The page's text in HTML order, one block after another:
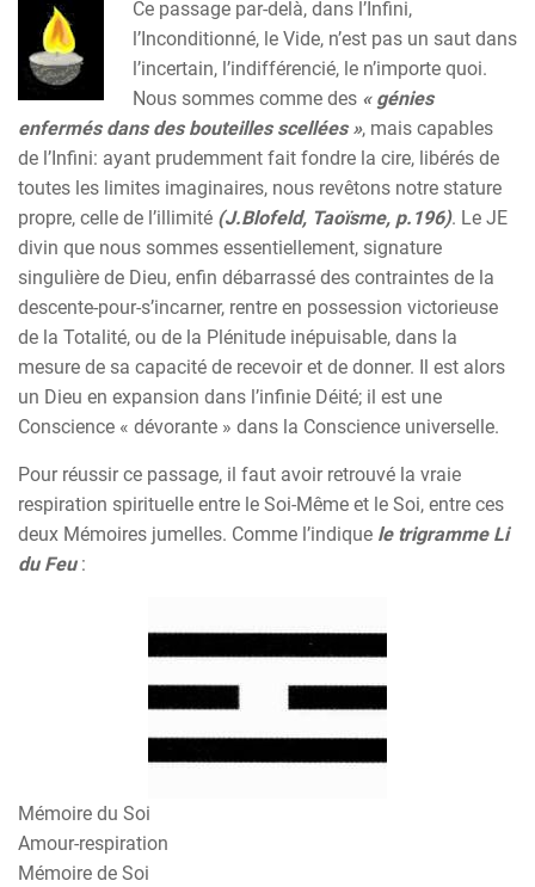
Ce passage par-delà, dans l’Infini,
l’Inconditionné, le Vide, n’est pas un saut dans
l’incertain, l’indifférencié, le n’importe quoi.
Nous sommes comme des « génies
enfermés dans des bouteilles scellées », mais capables
de l’Infini: ayant prudemment fait fondre la cire, libérés de
toutes les limites imaginaires, nous revêtons notre stature
propre, celle de l’illimité (J.Blofeld, Taoïsme, p.196). Le JE
divin que nous sommes essentiellement, signature
singulière de Dieu, enfin débarrassé des contraintes de la
descente-pour-s’incarner, rentre en possession victorieuse
de la Totalité, ou de la Plénitude inépuisable, dans la
mesure de sa capacité de recevoir et de donner. Il est alors
un Dieu en expansion dans l’infinie Déité; il est une
Conscience « dévorante » dans la Conscience universelle.
Pour réussir ce passage, il faut avoir retrouvé la vraie
respiration spirituelle entre le Soi-Même et le Soi, entre ces
deux Mémoires jumelles. Comme l’indique le trigramme Li
du Feu:
Mémoire du Soi
Amour-respiration
Mémoire de Soi